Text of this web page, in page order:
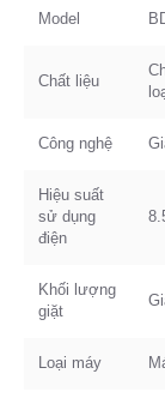
Model
Chất liệu
Công nghệ
Hiệu suất
sử dụng
điện
Khối lượng
giặt
Loại máy